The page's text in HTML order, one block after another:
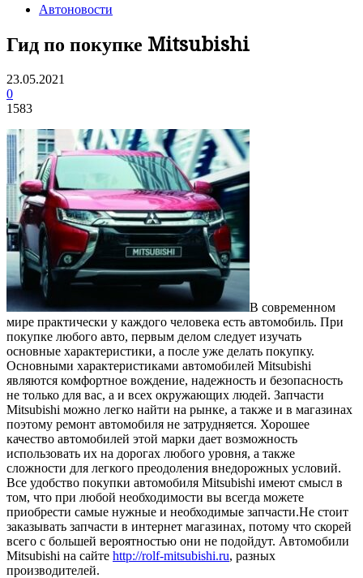
Автоновости
Гид по покупке Mitsubishi
23.05.2021
0
1583
В современном
мире практически у каждого человека есть автомобиль. При
покупке любого авто, первым делом следует изучать
основные характеристики, а после уже делать покупку.
Основными характеристиками автомобилей Mitsubishi
являются комфортное вождение, надежность и безопасность
не только для вас, а и всех окружающих людей. Запчасти
Mitsubishi можно легко найти на рынке, а также и в магазинах
поэтому ремонт автомобиля не затрудняется. Хорошее
качество автомобилей этой марки дает возможность
использовать их на дорогах любого уровня, а также
сложности для легкого преодоления внедорожных условий.
Все удобство покупки автомобиля Mitsubishi имеют смысл в
том, что при любой необходимости вы всегда можете
приобрести самые нужные и необходимые запчасти.Не стоит
заказывать запчасти в интернет магазинах, потому что скорей
всего с большей вероятностью они не подойдут. Автомобили
Mitsubishi на сайте http://rolf-mitsubishi.ru, разных
производителей.